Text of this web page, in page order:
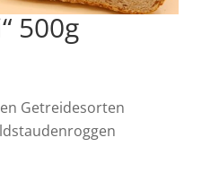
500g
Getreidesorten